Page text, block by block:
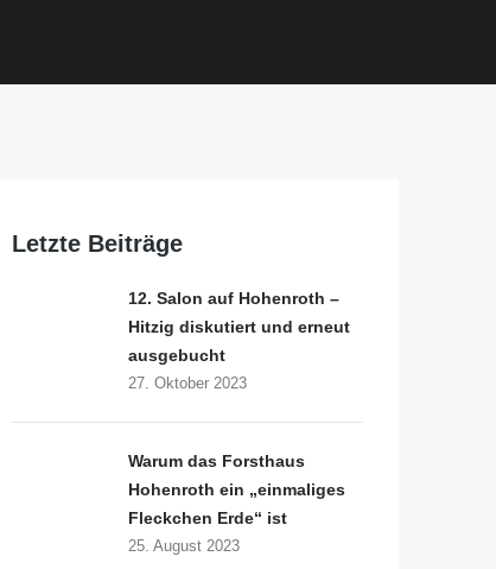
Letzte Beiträge
12. Salon auf Hohenroth –
Hitzig diskutiert und erneut
ausgebucht
27. Oktober 2023
Warum das Forsthaus
Hohenroth ein „einmaliges
Fleckchen Erde“ ist
25. August 2023